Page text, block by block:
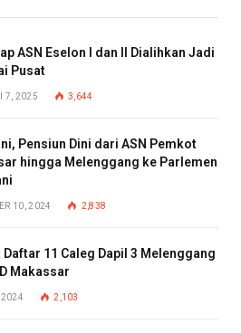
ASN Eselon I dan II Dialihkan Jadi
Pusat
7, 2025 3,644
Pensiun Dini dari ASN Pemkot
hingga Melenggang ke Parlemen
10, 2024 2,838
Daftar 11 Caleg Dapil 3 Melenggang
Makassar
2024 2,103